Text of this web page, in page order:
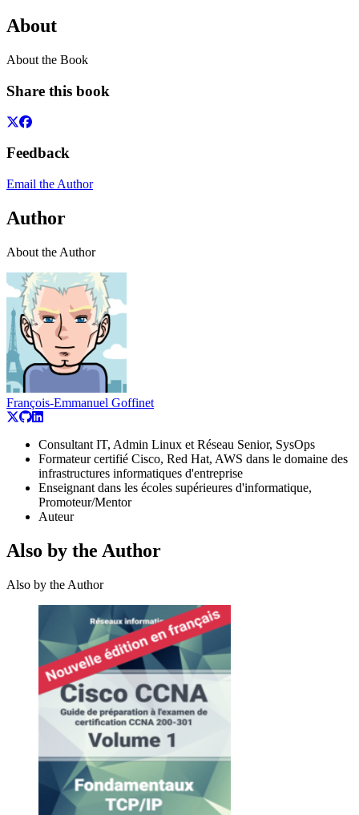
About
About the Book
Share this book
Feedback
Email the Author
Author
About the Author
François-Emmanuel Goffinet
Consultant IT, Admin Linux et Réseau Senior, SysOps
Formateur certifié Cisco, Red Hat, AWS dans le domaine des
infrastructures informatiques d'entreprise
Enseignant dans les écoles supérieures d'informatique,
Promoteur/Mentor
Auteur
Also by the Author
Also by the Author